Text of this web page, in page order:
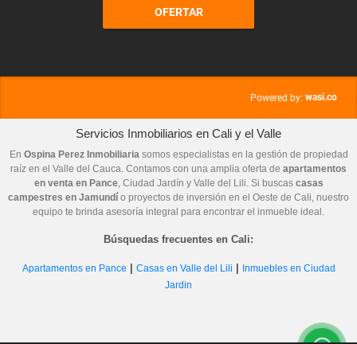
OFERTAR
Powered by: wasi.co
Servicios Inmobiliarios en Cali y el Valle
En Ospina Perez Inmobiliaria somos especialistas en la gestión de propiedad
raíz en el Valle del Cauca. Contamos con una amplia oferta de apartamentos
en venta en Pance, Ciudad Jardín y Valle del Lili. Si buscas casas
campestres en Jamundí o proyectos de inversión en el Oeste de Cali, nuestro
equipo te brinda asesoría integral para encontrar el inmueble ideal.
Búsquedas frecuentes en Cali:
Apartamentos en Pance | Casas en Valle del Lili | Inmuebles en Ciudad
Jardin